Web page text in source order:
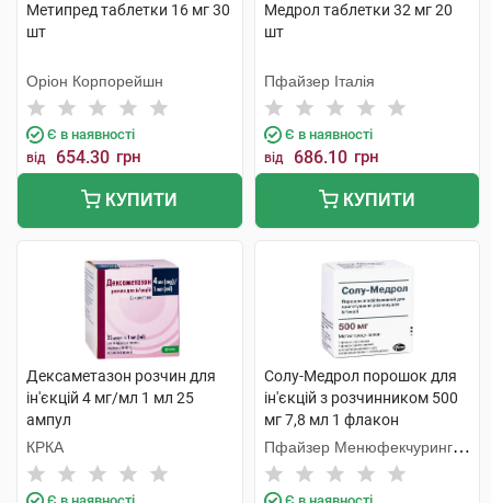
Метипред таблетки 16 мг 30
шт
Оріон Корпорейшн
Є в наявності
від 654.30 грн
КУПИТИ
Медрол таблетки 32 мг 20
шт
Пфайзер Італія
Є в наявності
від 686.10 грн
КУПИТИ
Дексаметазон розчин для
ін'єкцій 4 мг/мл 1 мл 25
ампул
КРКА
Солу-Медрол порошок для
ін'єкцій з розчинником 500
мг 7,8 мл 1 флакон
Пфайзер Менюфекчуринг
Бельгія